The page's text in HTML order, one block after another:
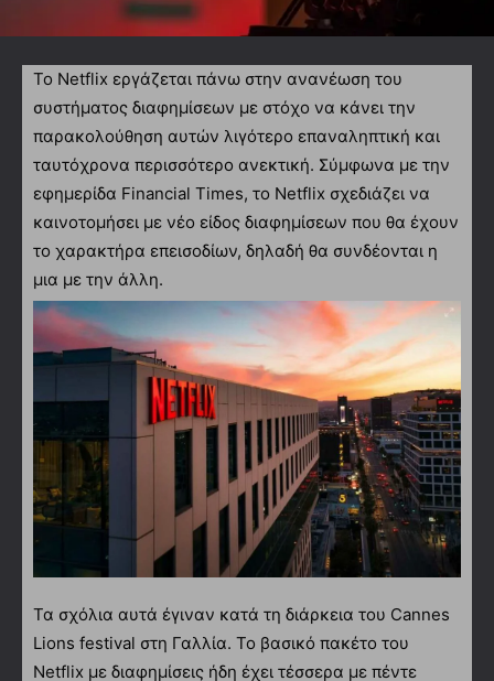
Το Netflix εργάζεται πάνω στην ανανέωση του
συστήματος διαφημίσεων με στόχο να κάνει την
παρακολούθηση αυτών λιγότερο επαναληπτική και
ταυτόχρονα περισσότερο ανεκτική. Σύμφωνα με την
εφημερίδα Financial Times, το Netflix σχεδιάζει να
καινοτομήσει με νέο είδος διαφημίσεων που θα έχουν
το χαρακτήρα επεισοδίων, δηλαδή θα συνδέονται η
μια με την άλλη.
Τα σχόλια αυτά έγιναν κατά τη διάρκεια του Cannes
Lions festival στη Γαλλία. Το βασικό πακέτο του
Netflix με διαφημίσεις ήδη έχει τέσσερα με πέντε